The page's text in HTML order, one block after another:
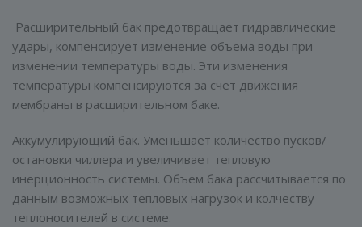
Расширительный бак предотвращает гидравлические
удары, компенсирует изменение объема воды при
изменении температуры воды. Эти изменения
температуры компенсируются за счет движения
мембраны в расширительном баке.
Аккумулирующий бак. Уменьшает количество пусков/
остановки чиллера и увеличивает тепловую
инерционность системы. Объем бака рассчитывается по
данным возможных тепловых нагрузок и колчеству
теплоносителей в системе.